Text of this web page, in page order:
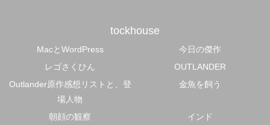
tockhouse
MacとWordPress
今日の傑作
レゴさくひん
OUTLANDER
Outlander原作感想リストと、登
場人物
金魚を飼う
朝顔の観察 インド